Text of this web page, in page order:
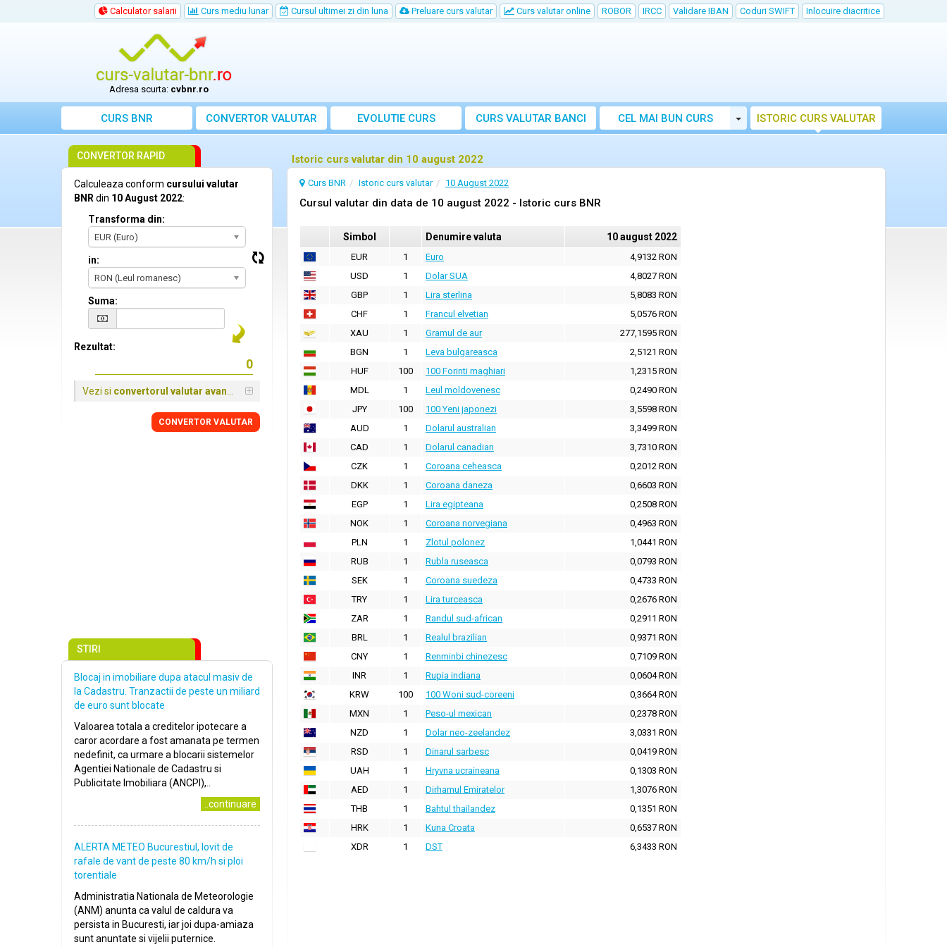
Calculator salarii Curs mediu lunar Cursul ultimei zi din luna Preluare curs valutar Curs valutar online ROBOR IRCC Validare IBAN Coduri SWIFT Inlocuire diacritice
Adresa scurta: cvbnr.ro
CURS BNR CONVERTOR VALUTAR EVOLUTIE CURS CURS VALUTAR BANCI CEL MAI BUN CURS Toggle Dropdown
ISTORIC CURS VALUTAR
Istoric curs valutar din 10 august 2022
Curs BNR Istoric curs valutar 10 August 2022
Cursul valutar din data de 10 august 2022 - Istoric curs BNR
Simbol Denumire valuta 10 august 2022
EUR 1 Euro
4,9132 RON
USD
1 Dolar SUA
4,8027 RON
GBP
1 Lira sterlina
5,8083 RON
CHF
1 Francul elvetian
5,0576 RON
XAU
1 Gramul de aur
277,1595 RON
BGN
1 Leva bulgareasca
2,5121 RON
HUF
100 100 Forinti maghiari
1,2315 RON
MDL
1 Leul moldovenesc
0,2490 RON
JPY
100 100 Yeni japonezi
3,5598 RON
AUD
1 Dolarul australian
3,3499 RON
CAD
1 Dolarul canadian
3,7310 RON
CZK
1 Coroana ceheasca
0,2012 RON
DKK
1 Coroana daneza
0,6603 RON
EGP
1 Lira egipteana
0,2508 RON
NOK
1 Coroana norvegiana
0,4963 RON
PLN
1 Zlotul polonez
1,0441 RON
RUB
1 Rubla ruseasca
0,0793 RON
SEK
1 Coroana suedeza
0,4733 RON
TRY
1 Lira turceasca
0,2676 RON
ZAR
1 Randul sud-african
0,2911 RON
BRL
1 Realul brazilian
0,9371 RON
CNY
1 Renminbi chinezesc
0,7109 RON
INR
1 Rupia indiana
0,0604 RON
KRW
100 100 Woni sud-coreeni
0,3664 RON
MXN
1 Peso-ul mexican
0,2378 RON
NZD
1 Dolar neo-zeelandez
3,0331 RON
RSD
1 Dinarul sarbesc
0,0419 RON
UAH
1 Hryvna ucraineana
0,1303 RON
AED
1 Dirhamul Emiratelor
1,3076 RON
THB
1 Bahtul thailandez
0,1351 RON
HRK
1 Kuna Croata
0,6537 RON
XDR
1 DST 6,3433 RON
CONVERTOR RAPID
Calculeaza conform cursului valutar
BNR din 10 August 2022:
Transforma din:
EUR (Euro)
in:
RON (Leul romanesc)
Suma:
Rezultat:
Vezi si convertorul valutar avansat
CONVERTOR VALUTAR
STIRI
Blocaj in imobiliare dupa atacul masiv de
la Cadastru. Tranzactii de peste un miliard
de euro sunt blocate
Valoarea totala a creditelor ipotecare a
caror acordare a fost amanata pe termen
nedefinit, ca urmare a blocarii sistemelor
Agentiei Nationale de Cadastru si
Publicitate Imobiliara (ANCPI),..
..continuare
ALERTA METEO Bucurestiul, lovit de
rafale de vant de peste 80 km/h si ploi
torentiale
Administratia Nationala de Meteorologie
(ANM) anunta ca valul de caldura va
persista in Bucuresti, iar joi dupa-amiaza
sunt anuntate si vijelii puternice.